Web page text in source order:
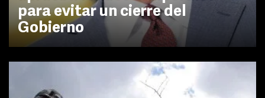
para evitar un cierre del
Gobierno